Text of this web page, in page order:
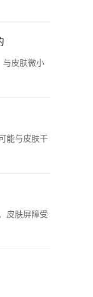
与皮肤微小
能与皮肤干
皮肤屏障受